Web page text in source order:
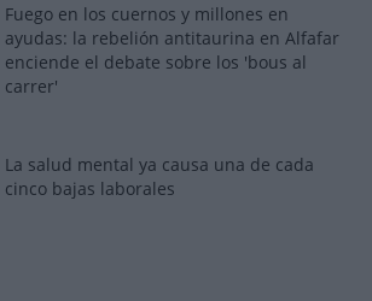
Fuego en los cuernos y millones en
ayudas: la rebelión antitaurina en Alfafar
enciende el debate sobre los 'bous al
carrer'
La salud mental ya causa una de cada
cinco bajas laborales